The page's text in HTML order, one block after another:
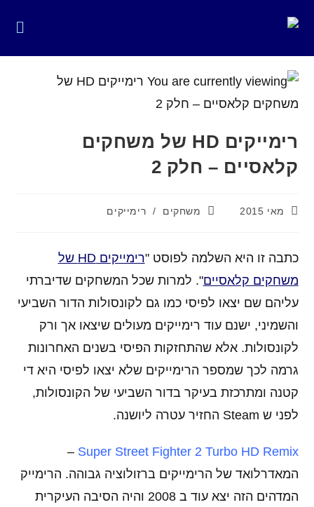
רימייקים HD של משחקים
קלאסיים – חלק 2
פורסם:
מאי 2015 קטגוריה:
משחקים / רימייקים
כתבה זו היא השלמה לפוסט "
רימייקים HD של
משחקים קלאסיים". למרות שכל המשחקים שדיברתי
עליהם שם יצאו לפיסי כמו גם לקונסולות הדור השביעי
והשמיני, ישנם עוד רימייקים מעולים שיצאו אך ורק
לקונסולות. אלא שהתחזקות הפיסי בשנים האחרונות
גרמה לכך שמספר הרימייקים שלא יצאו לפיסי היא די
קטנה ומתרכזת בעיקר בדור השביעי של הקונסולות,
לפני ש Steam החזיר עטרה ליושנה.
Super Street Fighter 2 Turbo HD Remix
–
המאדרלואד של הרימייקים ברזולוציה גבוהה. הרימייק
המדהים הזה יצא עוד ב 2008 והיה הסיבה העיקרית